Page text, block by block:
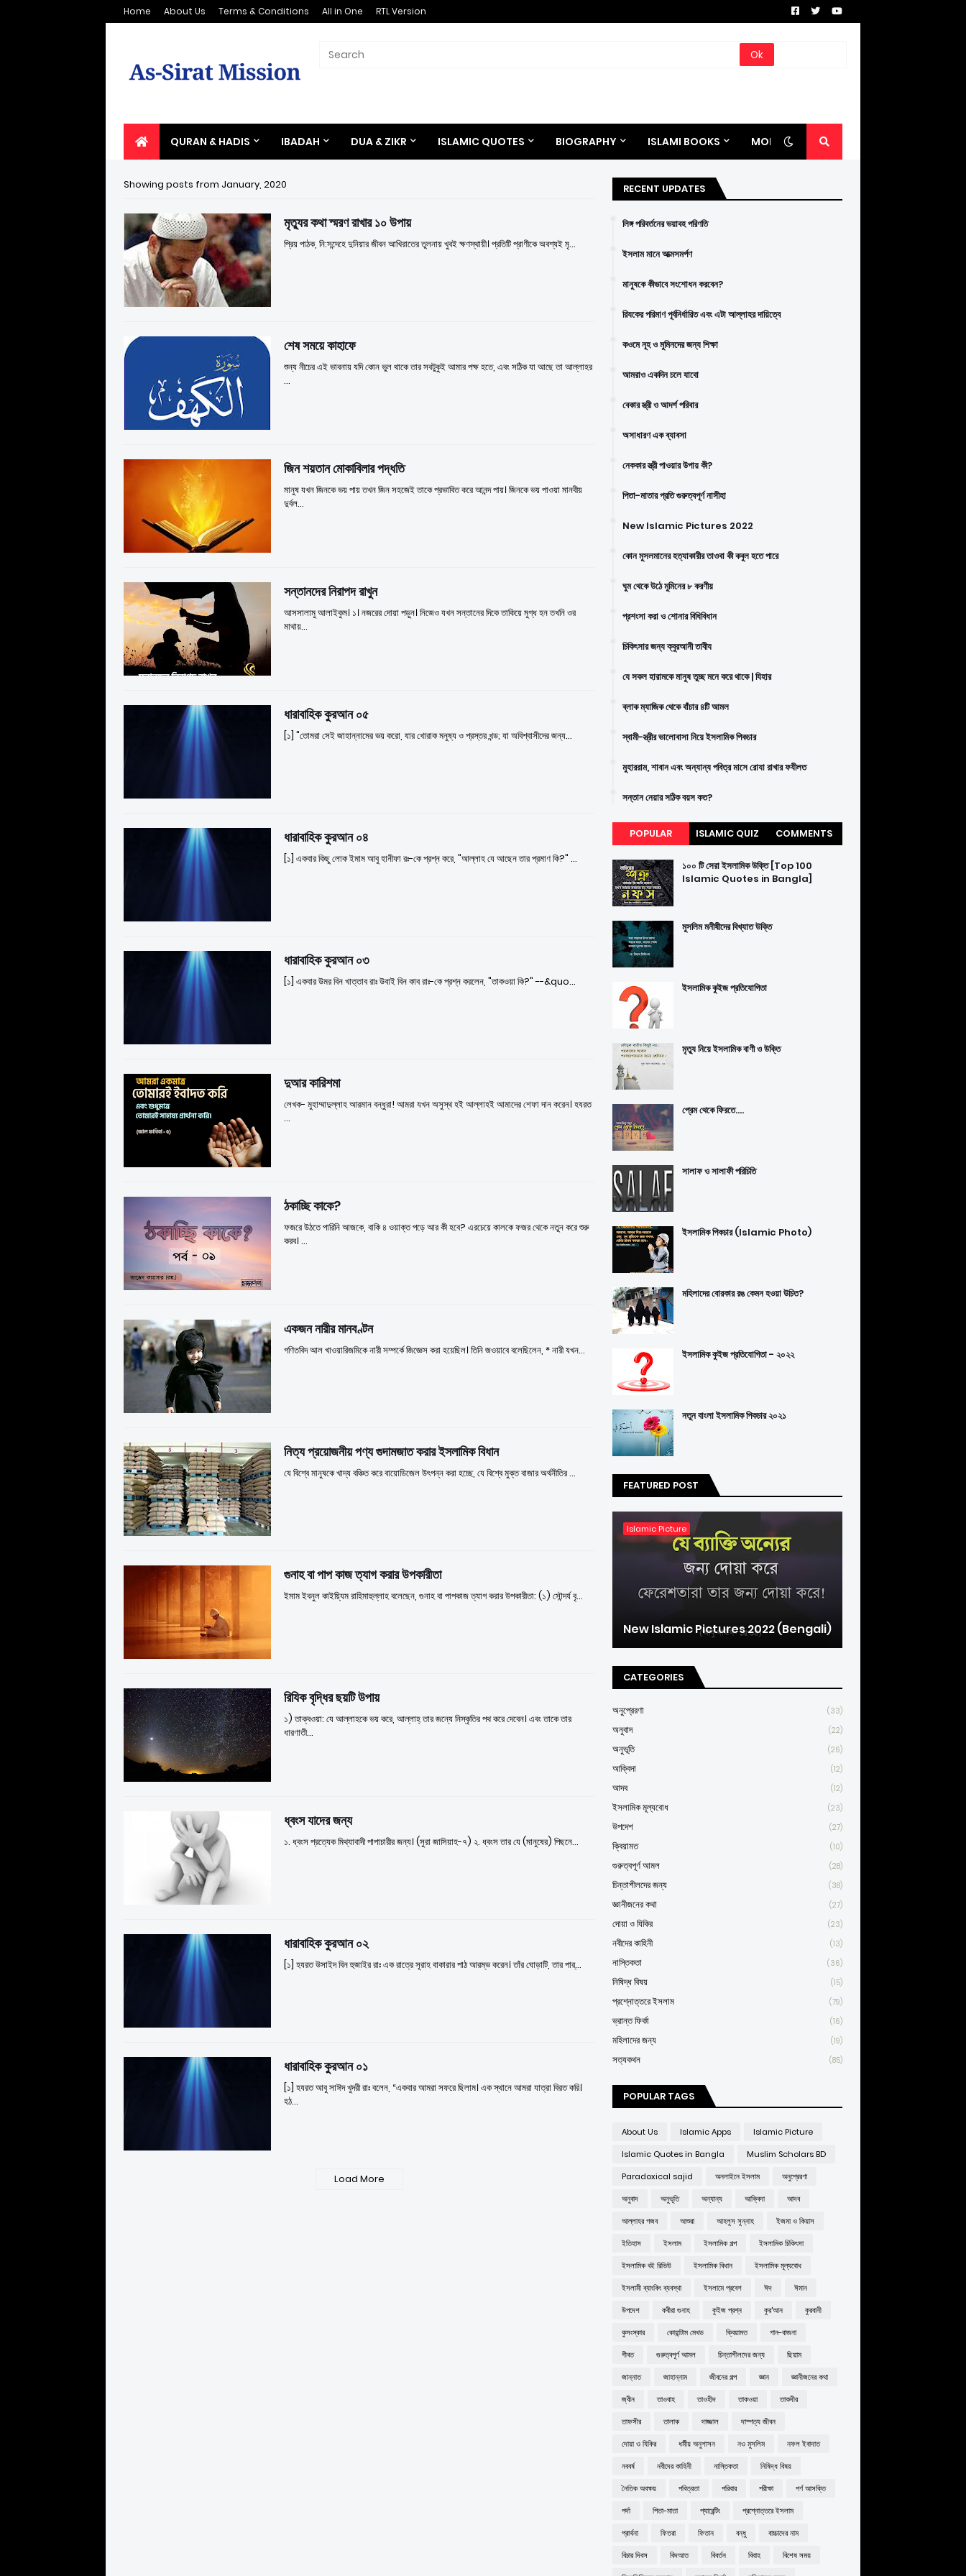
Home About Us Terms & Conditions All in One RTL Version
QURAN & HADIS IBADAH DUA & ZIKR ISLAMIC QUOTES BIOGRAPHY ISLAMI BOOKS MORE
Showing posts from January, 2020
মৃত্যুর কথা স্মরণ রাখার ১০ উপায়
প্রিয় পাঠক, নি:সন্দেহে দুনিয়ার জীবন আখিরাতের তুলনায় খুবই ক্ষণস্থায়ী। প্রতিটি প্রাণীকে অবশ্যই মৃ…
শেষ সময়ে কাহাফে
শুন্য নীচের এই ভাবনায় যদি কোন ভুল থাকে তার সবটুকুই আমার পক্ষ হতে, এবং সঠিক যা আছে তা আল্লাহর
…
জিন শয়তান মোকাবিলার পদ্ধতি
মানুষ যখন জিনকে ভয় পায় তখন জিন সহজেই তাকে প্রভাবিত করে আনন্দ পায়। জিনকে ভয় পাওয়া মানবীয়
দুর্বল…
সন্তানদের নিরাপদ রাখুন
আসসালামু আলাইকুম। ১। নজরের দোয়া পড়ুন। নিজেও যখন সন্তানের দিকে তাকিয়ে মুগ্ধ হন তখনি ওর
মাথায়…
ধারাবাহিক কুরআন ০৫
[১] "তোমরা সেই জাহান্নামের ভয় করো, যার খোরাক মনুষ্য ও প্রস্তর খন্ড; যা অবিশ্বাসীদের জন্য…
ধারাবাহিক কুরআন ০৪
[১] একবার কিছু লোক ইমাম আবু হানীফা রঃ-কে প্রশ্ন করে, "আল্লাহ যে আছেন তার প্রমাণ কি?" …
ধারাবাহিক কুরআন ০৩
[১] একবার উমর বিন খাত্তাব রাঃ উবাই বিন কাব রাঃ-কে প্রশ্ন করলেন, "তাকওয়া কি?" --&quo…
দুআর কারিশমা
লেখক- মুহাম্মাদুল্লাহ আরমান বন্ধুরা! আমরা যখন অসুস্থ হই আল্লাহই আমাদের শেফা দান করেন। হযরত
…
ঠকাচ্ছি কাকে?
ফজরে উঠতে পারিনি আজকে, বাকি ৪ ওয়াক্ত পড়ে আর কী হবে? এরচেয়ে কালকে ফজর থেকে নতুন করে শুরু
করব। …
একজন নারীর মানবণ্টন
গণিতবিদ আল খাওয়ারিজমিকে নারী সম্পর্কে জিজ্ঞেস করা হয়েছিল। তিনি জওয়াবে বলেছিলেন, * নারী যখন…
নিত্য প্রয়োজনীয় পণ্য গুদামজাত করার ইসলামিক বিধান
যে বিশ্বে মানুষকে খাদ্য বঞ্চিত করে বায়োডিজেল উৎপন্ন করা হচ্ছে, যে বিশ্বে মুক্ত বাজার অর্থনীতির …
গুনাহ বা পাপ কাজ ত্যাগ করার উপকারীতা
ইমাম ইবনুল কাইয়্যিম রাহিমাহুল্লাহ বলেছেন, গুনাহ বা পাপকাজ ত্যাগ করার উপকারীতা: (১) সৌন্দর্য বৃ…
রিযিক বৃদ্ধির ছয়টি উপায়
১) তাক্বওয়া: যে আল্লাহকে ভয় করে, আল্লাহ্ তার জন্যে নিস্কৃতির পথ করে দেবেন। এবং তাকে তার
ধারণাতী…
ধ্বংস যাদের জন্য
১. ধ্বংস প্রত্যেক মিথ্যাবাদী পাপাচারীর জন্য। (সুরা জাসিয়াহ-৭) ২. ধ্বংস তার যে (মানুষের) পিছনে…
ধারাবাহিক কুরআন ০২
[১] হযরত উসাইদ বিন হুজাইর রাঃ এক রাত্রে সূরাহ বাকারার পাঠ আরম্ভ করেন। তাঁর ঘোড়াটি, তার পার্…
ধারাবাহিক কুরআন ০১
[১] হযরত আবু সাঈদ খুদরী রাঃ বলেন, “একবার আমরা সফরে ছিলাম। এক স্থানে আমরা যাত্রা বিরত করি।
হঠ…
Load More
RECENT UPDATES
লিঙ্গ পরিবর্তনের ভয়াবহ পরিণতি
ইসলাম মানে আত্মসমর্পণ
মানুষকে কীভাবে সংশোধন করবেন?
রিযকের পরিমাণ পূর্বনির্ধারিত এবং এটা আল্লাহর দায়িত্বে
কওমে নূহ ও মুমিনদের জন্য শিক্ষা
আমরাও একদিন চলে যাবো
বেকার স্ত্রী ও আদর্শ পরিবার
অসাধারণ এক ব্যাবসা
নেককার স্ত্রী পাওয়ার উপায় কী?
পিতা-মাতার প্রতি গুরুত্বপূর্ণ নাসীহা
New Islamic Pictures 2022
কোন মুসলমানের হত্যাকারীর তাওবা কী কবুল হতে পারে
ঘুম থেকে উঠে মুমিনের ৮ করণীয়
প্রশংসা করা ও শোনার বিধিবিধান
চিকিৎসার জন্য ক্বুরআনী তাবীয
যে সকল হারামকে মানুষ তুচ্ছ মনে করে থাকে | যিহার
ব্লাক ম্যাজিক থেকে বাঁচার ৪টি আমল
স্বামী-স্ত্রীর ভালোবাসা নিয়ে ইসলামিক পিকচার
মুহাররাম, শাবান এবং অন্যান্য পবিত্র মাসে রোযা রাখার ফযীলত
সন্তান নেয়ার সঠিক বয়স কত?
POPULAR ISLAMIC QUIZ COMMENTS
১০০ টি সেরা ইসলামিক উক্তি [Top 100
Islamic Quotes in Bangla]
মুসলিম মনীষীদের বিখ্যাত উক্তি
ইসলামিক কুইজ প্রতিযোগিতা
মৃত্যু নিয়ে ইসলামিক বাণী ও উক্তি
প্রেম থেকে ফিরতে....
সালাফ ও সালাফী পরিচিতি
ইসলামিক পিকচার (Islamic Photo)
মহিলাদের বোরকার রঙ কেমন হওয়া উচিত?
ইসলামিক কুইজ প্রতিযোগিতা - ২০২২
নতুন বাংলা ইসলামিক পিকচার ২০২১
FEATURED POST
Islamic Picture
New Islamic Pictures 2022 (Bengali)
CATEGORIES
অনুপ্রেরণা (33)
অনুবাদ (22)
অনুভূতি (26)
আক্বিদা (12)
আদব (12)
ইসলামিক মূল্যবোধ (23)
উপদেশ (27)
ক্বিয়ামত (10)
গুরুত্বপূর্ণ আমল (28)
চিন্তাশীলদের জন্য (38)
জ্ঞানীজনের কথা (27)
দোয়া ও যিকির (23)
নবীদের কাহিনী (13)
নাস্তিকতা (36)
নিষিদ্ধ বিষয় (15)
প্রশ্নোত্তরে ইসলাম (79)
ভ্রান্ত ফির্কা (16)
মহিলাদের জন্য (19)
সত্যকথন (85)
POPULAR TAGS
About Us Islamic Apps
Islamic Picture
Islamic Quotes in Bangla
Muslim Scholars BD
Paradoxical sajid
অনলাইনে ইসলাম
অনুপ্রেরণা
অনুবাদ
অনুভূতি অন্যান্য আক্বিদা
আদব
আল্লাহর গজব
আশুরা আহলুস সুন্নাহ
ইজমা ও কিয়াস
ইতিহাস
ইসলাম ইসলামিক গল্প
ইসলামিক চিকিৎসা
ইসলামিক বই রিভিউ
ইসলামিক বিধান
ইসলামিক মূল্যবোধ
ইসলামী ব্যাংকিং ব্যবস্থা
ইসলামে প্রবেশ ঈদ
ঈমান
উপদেশ
কবীরা গুনাহ কুইজ প্রশ্ন কুর'আন
কুরবানী
কুসংস্কার
কোয়ান্টাম মেথড ক্বিয়ামত
গান-বাজনা
গীবত
গুরুত্বপূর্ণ আমল চিন্তাশীলদের জন্য
ছিয়াম
জান্নাত
জাহান্নাম জীবনের গল্প জ্ঞান
জ্ঞানীজনের কথা
জ্বীন
তাওবাহ তাওহীদ তাকওয়া
তাকদীর
তাফসীর
তালাক দাজ্জাল
দাম্পত্য জীবন
দোয়া ও যিকির
ধর্মীয় অনুশাসন নও মুসলিম
নফল ইবাদাত
নববর্ষ
নবীদের কাহিনী নাস্তিকতা
নিষিদ্ধ বিষয়
নৈতিক অবক্ষয়
পবিত্রতা পরিবার পরীক্ষা
পর্ণ আসক্তি
পর্দা
পিতা-মাতা প্যারেন্টিং
প্রশ্নোত্তরে ইসলাম
প্রার্থনা
ফিতরা ফিতান বন্ধু
বাচ্চাদের নাম
বিচার দিবস
বিদআত বিবর্তন বিবাহ
বিশেষ সময়